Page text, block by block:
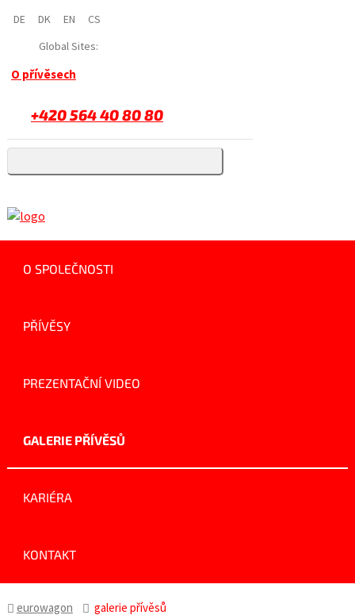
DE DK EN
CS
Global Sites:
O přívěsech
+420 564 40 80 80
O SPOLEČNOSTI
PŘÍVĚSY
PREZENTAČNÍ VIDEO
GALERIE PŘÍVĚSŮ
KARIÉRA
KONTAKT
eurowagon galerie přívěsů